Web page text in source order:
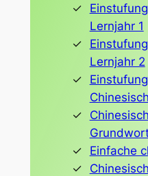
Lernjahr 1
Lernjahr 2
Chinesisch
Einfache